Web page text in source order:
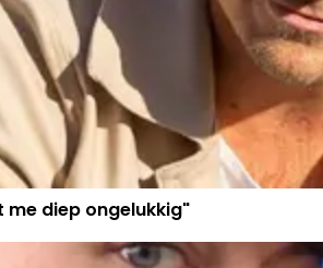
me diep ongelukkig"